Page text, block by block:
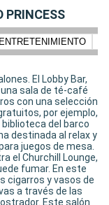
PRINCESS
ENTRETENIMIENTO
El Lobby Bar,
sala de té-café
con una selección
por ejemplo,
del barco
destinada al relax y
juegos de mesa.
el Churchill Lounge,
fumar. En este
cigarros y vasos de
a través de las
Este salón